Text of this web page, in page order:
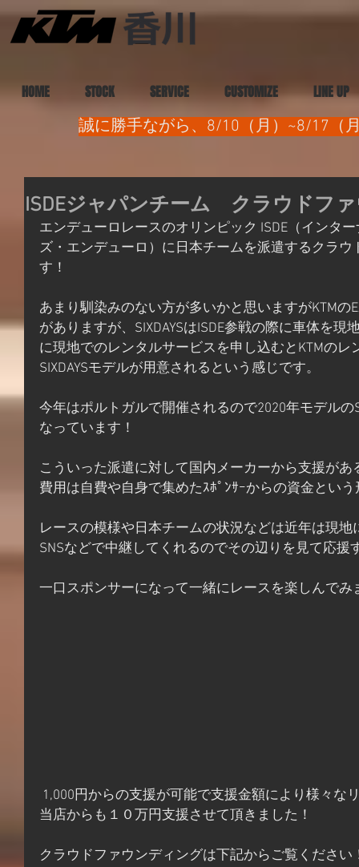
HOME STOCK SERVICE CUSTOMIZE LINE UP
誠に勝手ながら、8/10（月）~8/17（
ISDEジャパンチーム クラウドフ
エンデューロレースのオリンピック ISDE（インタ
ズ・エンデューロ）に日本チームを派遣するクラ
す！
あまり馴染みのない方が多いかと思いますがKTMの
がありますが、SIXDAYSはISDE参戦の際に車体を
に現地でのレンタルサービスを申し込むとKTMの
SIXDAYSモデルが用意されるという感じです。
今年はポルトガルで開催されるので2020年モデルの
なっています！
こういった派遣に対して国内メーカーから支援が
費用は自費や自身で集めたｽﾎﾟﾝｻｰからの資金とい
レースの模様や日本チームの状況などは近年は現
SNSなどで中継してくれるのでその辺りを見て応援
一口スポンサーになって一緒にレースを楽しんでみ
1,000円からの支援が可能で支援金額により様々な
当店からも１０万円支援させて頂きました！
クラウドファウンディングは下記からご覧ください